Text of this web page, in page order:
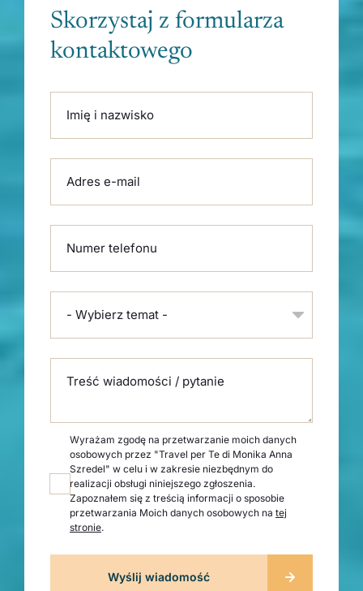
Skorzystaj z formularza
kontaktowego
Imię i nazwisko
Adres e-mail
Numer telefonu
- Wybierz temat -
Treść wiadomości / pytanie
Wyrażam zgodę na przetwarzanie moich danych
osobowych przez "Travel per Te di Monika Anna
Szredel" w celu i w zakresie niezbędnym do
realizacji obsługi niniejszego zgłoszenia.
Zapoznałem się z treścią informacji o sposobie
przetwarzania Moich danych osobowych na tej
stronie.